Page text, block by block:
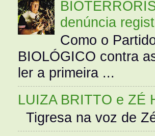
denúncia
Como o
BIOLÓGICO contra
ler a primeira ...
LUIZA BRITTO e ZÉ
Tigresa na voz de